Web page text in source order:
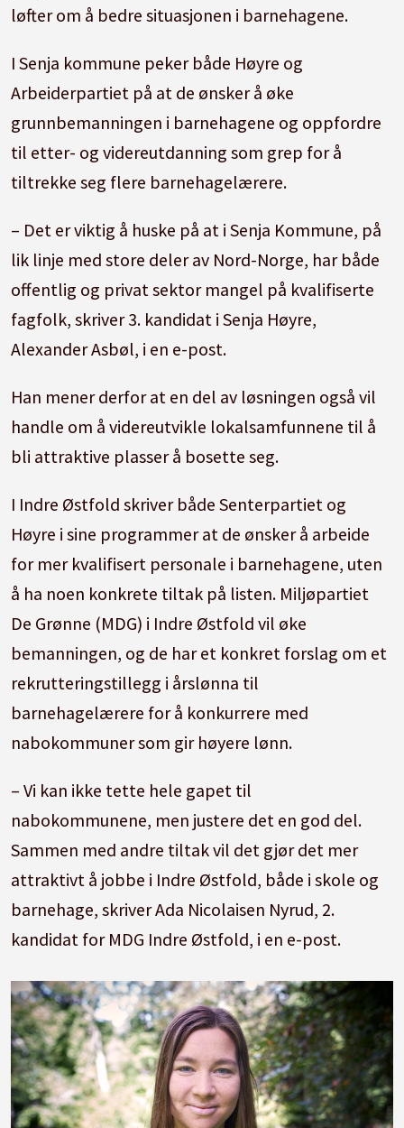
løfter om å bedre situasjonen i barnehagene.
I Senja kommune peker både Høyre og
Arbeiderpartiet på at de ønsker å øke
grunnbemanningen i barnehagene og oppfordre
til etter- og videreutdanning som grep for å
tiltrekke seg flere barnehagelærere.
– Det er viktig å huske på at i Senja Kommune, på
lik linje med store deler av Nord-Norge, har både
offentlig og privat sektor mangel på kvalifiserte
fagfolk, skriver 3. kandidat i Senja Høyre,
Alexander Asbøl, i en e-post.
Han mener derfor at en del av løsningen også vil
handle om å videreutvikle lokalsamfunnene til å
bli attraktive plasser å bosette seg.
I Indre Østfold skriver både Senterpartiet og
Høyre i sine programmer at de ønsker å arbeide
for mer kvalifisert personale i barnehagene, uten
å ha noen konkrete tiltak på listen. Miljøpartiet
De Grønne (MDG) i Indre Østfold vil øke
bemanningen, og de har et konkret forslag om et
rekrutteringstillegg i årslønna til
barnehagelærere for å konkurrere med
nabokommuner som gir høyere lønn.
– Vi kan ikke tette hele gapet til
nabokommunene, men justere det en god del.
Sammen med andre tiltak vil det gjør det mer
attraktivt å jobbe i Indre Østfold, både i skole og
barnehage, skriver Ada Nicolaisen Nyrud, 2.
kandidat for MDG Indre Østfold, i en e-post.